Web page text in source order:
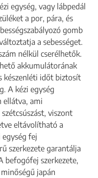
egység, vagy lábpedál
a por, pára, és
gomb
a sebességet.
nélkül cserélhetők.
akkumulátorának
készenléti időt biztosít
A kézi egység
ellátva, ami
viszont
eltávolítható a
fej
szerkezete garantálja
befogófej szerkezete,
japán